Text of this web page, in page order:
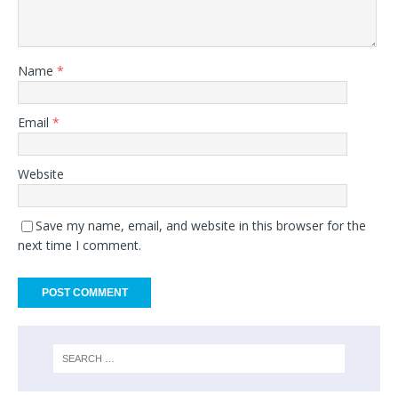
Name *
Email *
Website
Save my name, email, and website in this browser for the
next time I comment.